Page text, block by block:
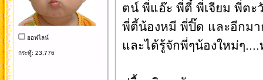
ออฟไลน์
กระทู้: 23,776
ตน์ พี่แอ๊ะ พี่ตี๋ พี่เจียม พี่ต
พี่ตี้น้องหมี พี่ปิ๊ด และอีกมา
และได้รู้จักพี่ๆน้องใหม่ๆ